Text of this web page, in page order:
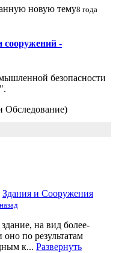
новую тему8 года
сооружений -
безопасности
Обследование)
Здания и Сооружения
на вид более-
по результатам
к... Развернуть